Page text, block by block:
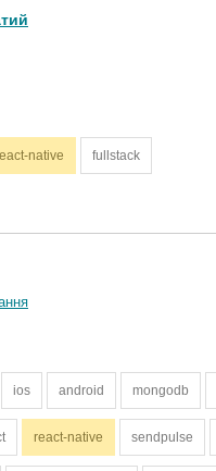
native fullstack
ios android mongodb
react-native sendpulse